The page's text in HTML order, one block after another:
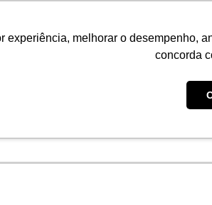
experiência, melhorar o desempenho,
concorda
do Professor Faro Carreiras EAD
PÓS-GRADUAÇÃO EAD